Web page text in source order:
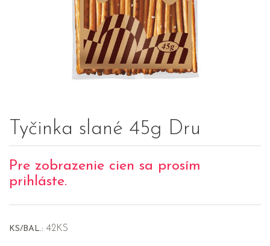
Tyčinka slané 45g Dru
Pre zobrazenie cien sa prosím
prihláste.
KS/BAL.: 42KS